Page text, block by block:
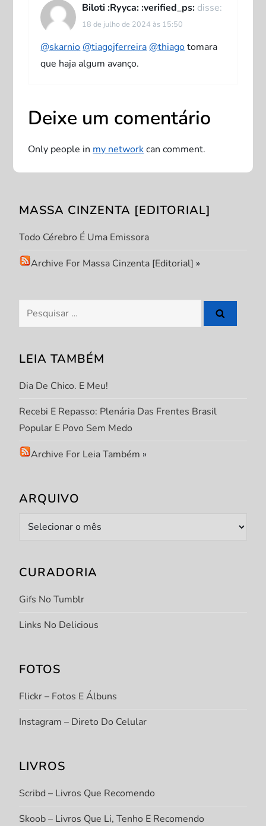
Biloti :Ryyca: :verified_ps: disse:
18 de julho de 2024 às 15:50
@skarnio @tiagojferreira @thiagotomara
que haja algum avanço.
Deixe um comentário
Only people in my networkcan comment.
MASSA CINZENTA [EDITORIAL]
Todo Cérebro É Uma Emissora
Archive For Massa Cinzenta [Editorial] »
Pesquisar
por:
LEIA TAMBÉM
Dia De Chico. E Meu!
Recebi E Repasso: Plenária Das Frentes Brasil
Popular E Povo Sem Medo
Archive For Leia Também »
ARQUIVO
Arquivo
CURADORIA
Gifs No Tumblr
Links No Delicious
FOTOS
Flickr – Fotos E Álbuns
Instagram – Direto Do Celular
LIVROS
Scribd – Livros Que Recomendo
Skoob – Livros Que Li, Tenho E Recomendo